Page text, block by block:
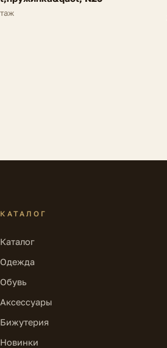
КАТАЛОГ
Каталог
Одежда
Обувь
Аксессуары
Бижутерия
Новинки